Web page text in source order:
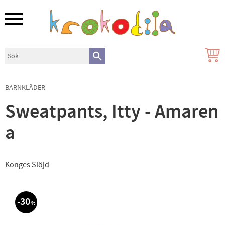
Meny
BARNKLÄDER
Sweatpants, Itty - Amaren
a
Konges Slöjd
30%